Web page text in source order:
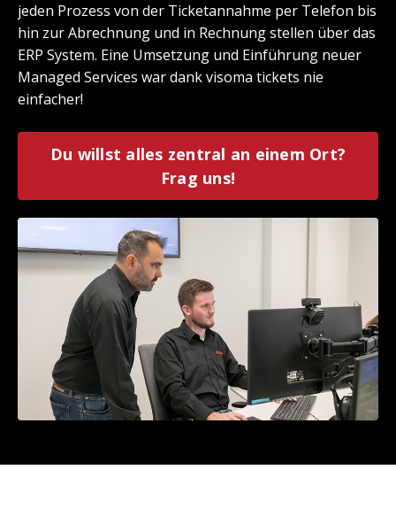
jeden Prozess von der Ticketannahme per Telefon bis
hin zur Abrechnung und in Rechnung stellen über das
ERP System. Eine Umsetzung und Einführung neuer
Managed Services war dank visoma tickets nie
einfacher!
Du willst alles zentral an einem Ort?
Frag uns!